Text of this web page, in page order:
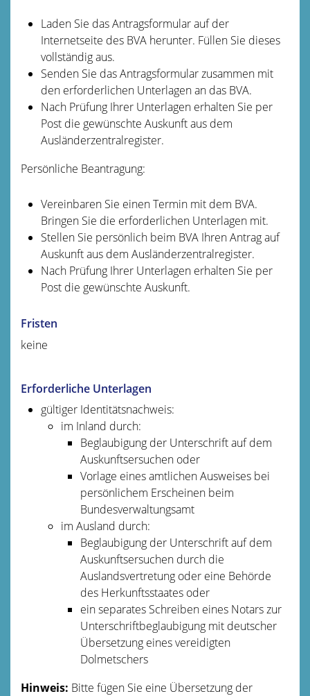
Laden Sie das Antragsformular auf der
Internetseite des BVA herunter. Füllen Sie dieses
vollständig aus.
Senden Sie das Antragsformular zusammen mit
den erforderlichen Unterlagen an das BVA.
Nach Prüfung Ihrer Unterlagen erhalten Sie per
Post die gewünschte Auskunft aus dem
Ausländerzentralregister.
Persönliche Beantragung:
Vereinbaren Sie einen Termin mit dem BVA.
Bringen Sie die erforderlichen Unterlagen mit.
Stellen Sie persönlich beim BVA Ihren Antrag auf
Auskunft aus dem Ausländerzentralregister.
Nach Prüfung Ihrer Unterlagen erhalten Sie per
Post die gewünschte Auskunft.
Fristen
keine
Erforderliche Unterlagen
gültiger Identitätsnachweis:
im Inland durch:
Beglaubigung der Unterschrift auf dem
Auskunftsersuchen oder
Vorlage eines amtlichen Ausweises bei
persönlichem Erscheinen beim
Bundesverwaltungsamt
im Ausland durch:
Beglaubigung der Unterschrift auf dem
Auskunftsersuchen durch die
Auslandsvertretung oder eine Behörde
des Herkunftsstaates oder
ein separates Schreiben eines Notars zur
Unterschriftbeglaubigung mit deutscher
Übersetzung eines vereidigten
Dolmetschers
Hinweis: Bitte fügen Sie eine Übersetzung der